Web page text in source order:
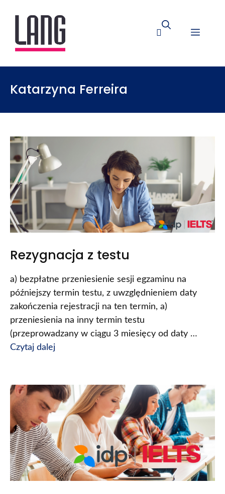
Katarzyna Ferreira
Rezygnacja z testu
a) bezpłatne przeniesienie sesji egzaminu na
późniejszy termin testu, z uwzględnieniem daty
zakończenia rejestracji na ten termin, a)
przeniesienia na inny termin testu
(przeprowadzany w ciągu 3 miesięcy od daty …
Czytaj dalej